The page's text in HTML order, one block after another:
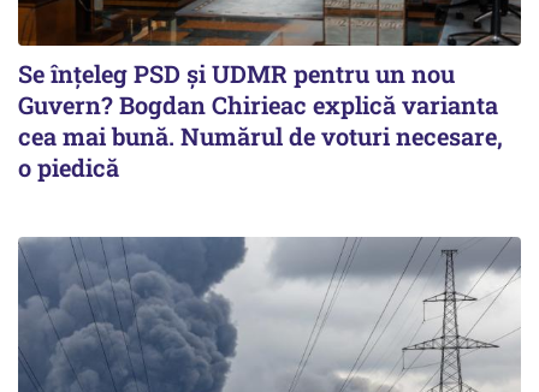
Se înţeleg PSD şi UDMR pentru un nou
Guvern? Bogdan Chirieac explică varianta
cea mai bună. Numărul de voturi necesare,
o piedică